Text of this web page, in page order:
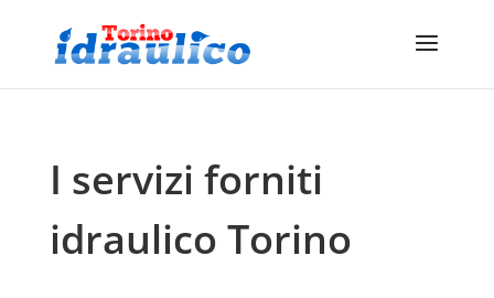
I servizi forniti
idraulico Torino